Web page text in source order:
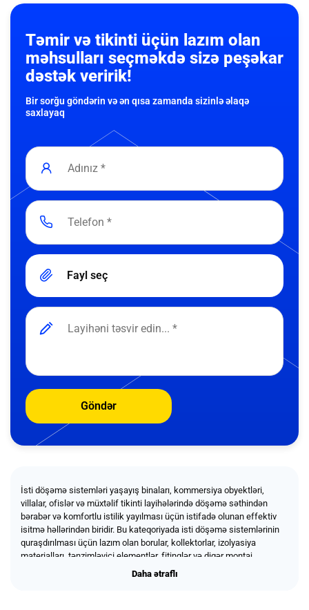
Təmir və tikinti üçün lazım olan
məhsulları seçməkdə sizə peşəkar
dəstək veririk!
Bir sorğu göndərin və ən qısa zamanda sizinlə əlaqə
saxlayaq
Fayl seç
Göndər
İsti döşəmə sistemləri yaşayış binaları, kommersiya obyektləri,
villalar, ofislər və müxtəlif tikinti layihələrində döşəmə səthindən
bərabər və komfortlu istilik yayılması üçün istifadə olunan effektiv
isitmə həllərindən biridir. Bu kateqoriyada isti döşəmə sistemlərinin
quraşdırılması üçün lazım olan borular, kollektorlar, izolyasiya
materialları, tənzimləyici elementlər, fitinqlər və digər montaj
məhsulları təqdim olunur. İsti döşəmə məkanlarda daha rahat
Daha ətraflı
Daha ətraflı